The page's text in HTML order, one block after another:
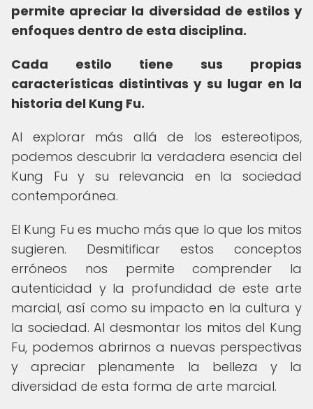
permite apreciar la diversidad de estilos y
enfoques dentro de esta disciplina.
Cada estilo tiene sus propias
características distintivas y su lugar en la
historia del Kung Fu.
Al explorar más allá de los estereotipos,
podemos descubrir la verdadera esencia del
Kung Fu y su relevancia en la sociedad
contemporánea.
El Kung Fu es mucho más que lo que los mitos
sugieren. Desmitificar estos conceptos
erróneos nos permite comprender la
autenticidad y la profundidad de este arte
marcial, así como su impacto en la cultura y
la sociedad. Al desmontar los mitos del Kung
Fu, podemos abrirnos a nuevas perspectivas
y apreciar plenamente la belleza y la
diversidad de esta forma de arte marcial.